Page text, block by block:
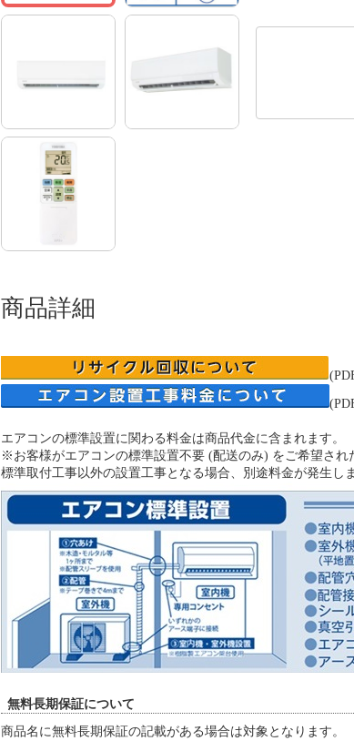
商品詳細
エアコンの標準設置に関わる料金は商品代金に含まれます。
※お客様がエアコンの標準設置不要 (配送のみ) をご希望され
標準取付工事以外の設置工事となる場合、別途料金が発生し
無料長期保証について
商品名に無料長期保証の記載がある場合は対象となります。